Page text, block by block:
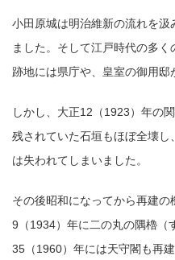
小田原城は明治維新の流れを
ました。そして江戸時代の多
跡地には県庁や、皇室の御用邸
しかし、大正12（1923）年の
残されていた石垣もほぼ全壊
は失われてしまいました。
その後昭和になってから再建
9（1934）年に二の丸の隅櫓（
35（1960）年には天守閣も再建